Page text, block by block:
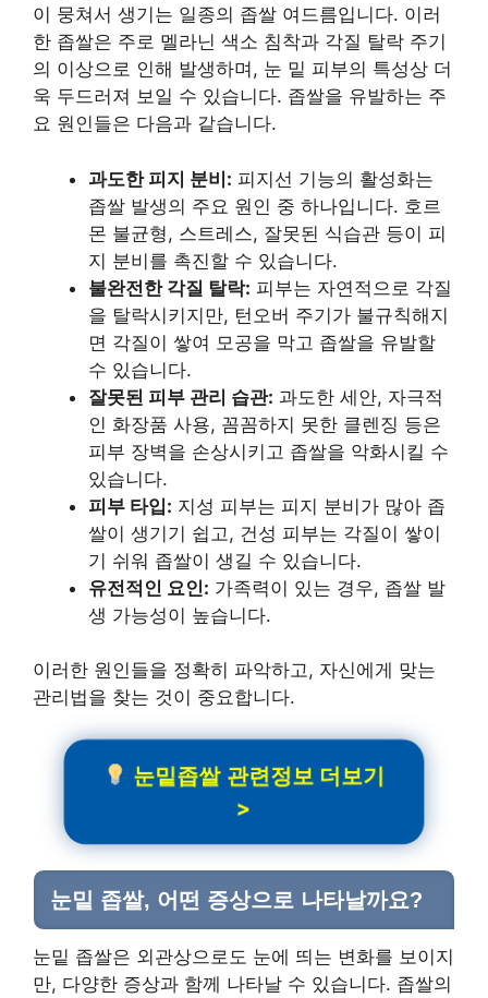
이 뭉쳐서 생기는 일종의 좁쌀 여드름입니다. 이러
한 좁쌀은 주로 멜라닌 색소 침착과 각질 탈락 주기
의 이상으로 인해 발생하며, 눈 밑 피부의 특성상 더
욱 두드러져 보일 수 있습니다. 좁쌀을 유발하는 주
요 원인들은 다음과 같습니다.
과도한 피지 분비: 피지선 기능의 활성화는
좁쌀 발생의 주요 원인 중 하나입니다. 호르
몬 불균형, 스트레스, 잘못된 식습관 등이 피
지 분비를 촉진할 수 있습니다.
불완전한 각질 탈락: 피부는 자연적으로 각질
을 탈락시키지만, 턴오버 주기가 불규칙해지
면 각질이 쌓여 모공을 막고 좁쌀을 유발할
수 있습니다.
잘못된 피부 관리 습관: 과도한 세안, 자극적
인 화장품 사용, 꼼꼼하지 못한 클렌징 등은
피부 장벽을 손상시키고 좁쌀을 악화시킬 수
있습니다.
피부 타입: 지성 피부는 피지 분비가 많아 좁
쌀이 생기기 쉽고, 건성 피부는 각질이 쌓이
기 쉬워 좁쌀이 생길 수 있습니다.
유전적인 요인: 가족력이 있는 경우, 좁쌀 발
생 가능성이 높습니다.
이러한 원인들을 정확히 파악하고, 자신에게 맞는
관리법을 찾는 것이 중요합니다.
눈밑좁쌀 관련정보 더보기
>
눈밑 좁쌀, 어떤 증상으로 나타날까요?
눈밑 좁쌀은 외관상으로도 눈에 띄는 변화를 보이지
만, 다양한 증상과 함께 나타날 수 있습니다. 좁쌀의